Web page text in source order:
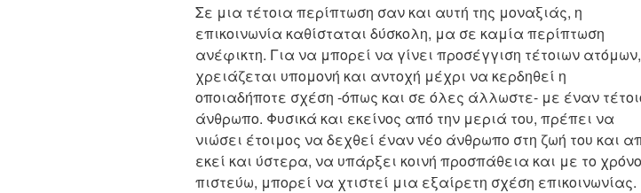
Σε μια τέτοια περίπτωση σαν και αυτή της μοναξιάς, η
επικοινωνία καθίσταται δύσκολη, μα σε καμία περίπτωση
ανέφικτη. Για να μπορεί να γίνει προσέγγιση τέτοιων ατόμων,
χρειάζεται υπομονή και αντοχή μέχρι να κερδηθεί η
οποιαδήποτε σχέση -όπως και σε όλες άλλωστε- με έναν
άνθρωπο. Φυσικά και εκείνος από την μεριά του, πρέπει να
νιώσει έτοιμος να δεχθεί έναν νέο άνθρωπο στη ζωή του και
εκεί και ύστερα, να υπάρξει κοινή προσπάθεια και με το
πιστεύω, μπορεί να χτιστεί μια εξαίρετη σχέση επικοινωνίας.